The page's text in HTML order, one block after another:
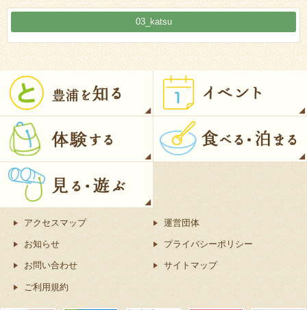
03_katsu
アクセスマップ
お知らせ
お問い合わせ
ご利用規約
運営団体
プライバシーポリシー
サイトマップ